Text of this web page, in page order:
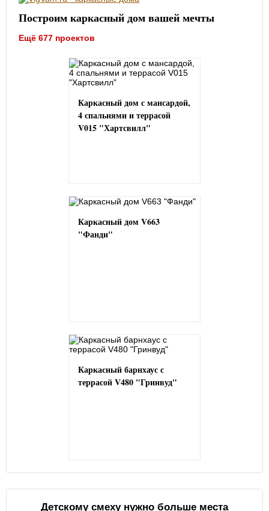
Построим каркасный дом вашей мечты
Ещё 677 проектов
Каркасный дом с мансардой,
4 спальнями и террасой
V015 "Хартсвилл"
Каркасный дом V663
"Фанди"
Каркасный барнхаус с
террасой V480 "Гринвуд"
Детскому смеху нужно больше места